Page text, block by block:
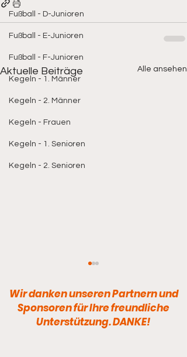
Fußball - D-Junioren
Fußball - E-Junioren
Fußball - F-Junioren
Kegeln - 1. Männer
Kegeln - 2. Männer
Kegeln - Frauen
Kegeln - 1. Senioren
Kegeln - 2. Senioren
Aktuelle Beiträge Alle ansehen
Wir danken unseren Partnern und
Sponsoren für Ihre freundliche
Unterstützung. DANKE!